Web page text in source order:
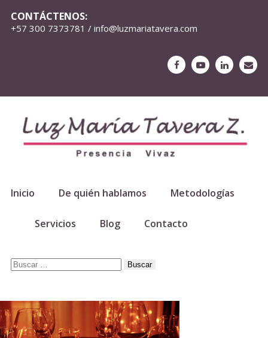
CONTÁCTENOS:
+57 300 7373781 / info@luzmariatavera.com
Inicio De quién hablamos Metodologías
Servicios Blog Contacto
Buscar: